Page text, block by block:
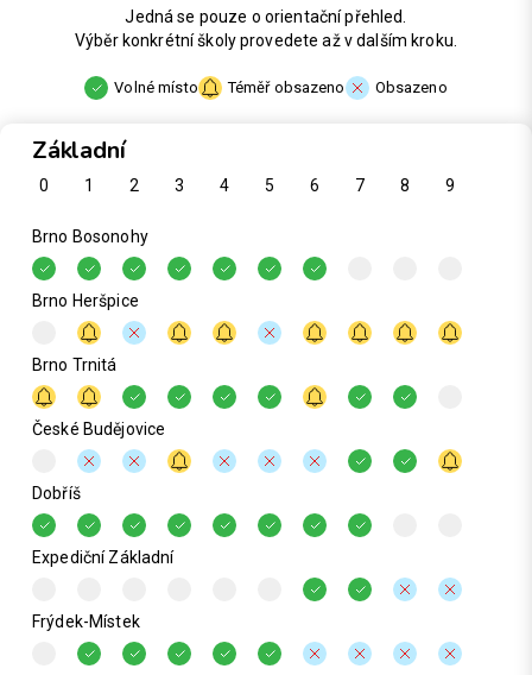
Jedná se pouze o orientační přehled.
Výběr konkrétní školy provedete až v dalším kroku.
Volné místo Téměř obsazeno Obsazeno
Základní
0 1 2 3 4 5 6 7 8 9
Brno Bosonohy
Brno Heršpice
Brno Trnitá
České Budějovice
Dobříš
Expediční Základní
Frýdek-Místek